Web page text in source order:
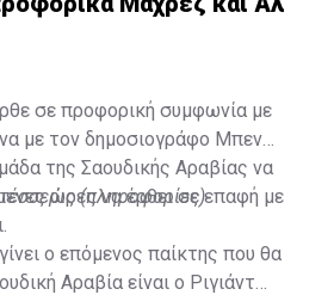
σε προφορική συμφωνία με
με τον δημοσιογράφο Μπεν
της Σαουδικής Αραβίας να
ώρες να έρθει σε επαφή με
(πληροφορίες)
ο επόμενος παίκτης που θα
Αραβία είναι ο Ριγιάντ